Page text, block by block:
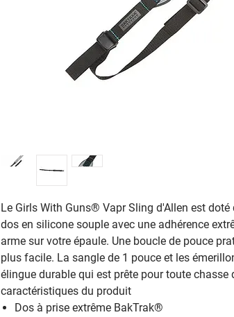
Le Girls With Guns® Vapr Sling d'Allen est
dos en silicone souple avec une adhérence
arme sur votre épaule. Une boucle de pouce
plus facile. La sangle de 1 pouce et les
élingue durable qui est prête pour toute chasse
caractéristiques du produit
Dos à prise extrême BakTrak®